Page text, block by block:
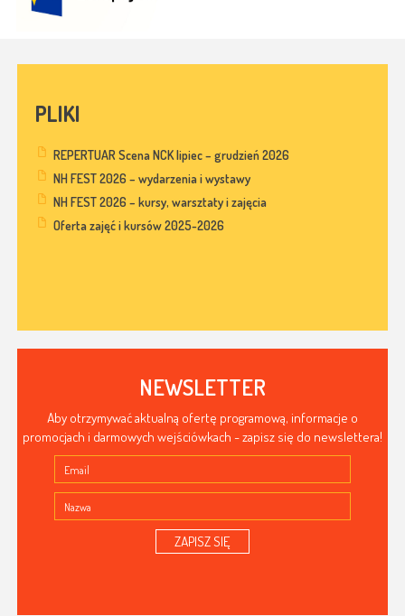
PLIKI
REPERTUAR Scena NCK lipiec – grudzień 2026
NH FEST 2026 – wydarzenia i wystawy
NH FEST 2026 – kursy, warsztaty i zajęcia
Oferta zajęć i kursów 2025-2026
NEWSLETTER
Aby otrzymywać aktualną ofertę programową, informacje o
promocjach i darmowych wejściówkach - zapisz się do newslettera!
ZAPISZ SIĘ